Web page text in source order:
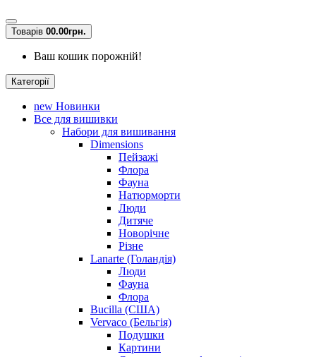
Товарів 00.00грн.
Ваш кошик порожній!
Категорії
new Новинки
Все для вишивки
Набори для вишивання
Dimensions
Пейзажі
Флора
Фауна
Натюрморти
Люди
Дитяче
Новорічне
Різне
Lanarte (Голандія)
Люди
Фауна
Флора
Bucilla (США)
Vervaco (Бельгія)
Подушки
Картини